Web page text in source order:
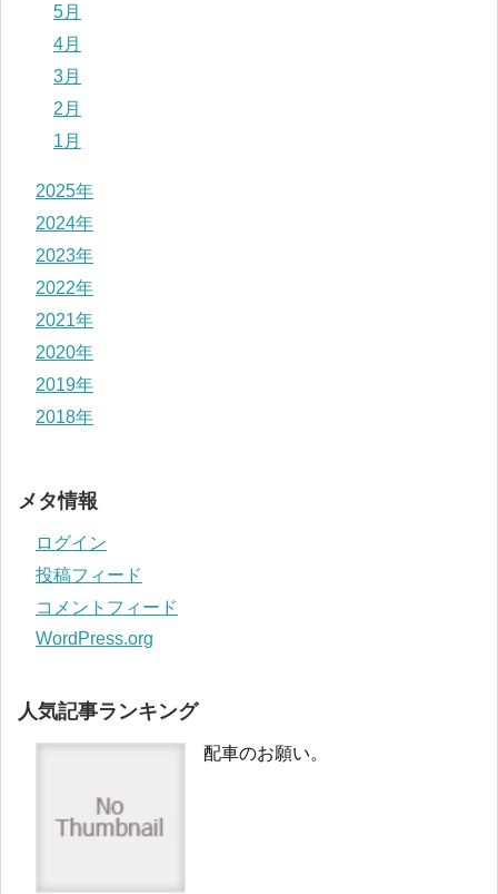
5月
4月
3月
2月
1月
2025年
2024年
2023年
2022年
2021年
2020年
2019年
2018年
メタ情報
ログイン
投稿フィード
コメントフィード
WordPress.org
人気記事ランキング
配車のお願い。